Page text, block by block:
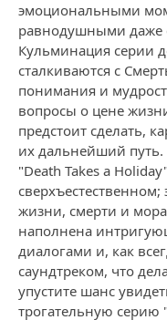
эмоциональными
равнодушными даже
Кульминация серии
сталкиваются с
понимания и
вопросы о цене
предстоит сделать,
их дальнейший путь.
"Death Takes a
жизни, смерти и
наполнена
диалогами и, как
саундтреком, что
упустите шанс
трогательную серию